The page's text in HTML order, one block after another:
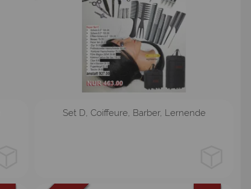
weiss
Set D, Coiffeure, Barber, Lernende